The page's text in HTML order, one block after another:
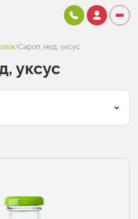
Сироп, мед, уксус
уксус